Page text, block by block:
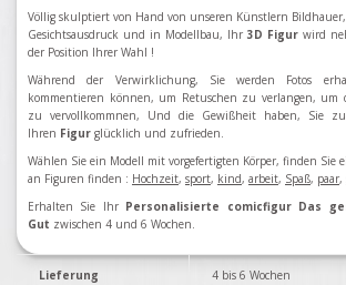
Völlig skulptiert von Hand von unseren Künstlern
Gesichtsausdruck und in Modellbau, Ihr 3D Figur wird
der Position Ihrer Wahl !
Während der Verwirklichung, Sie werden Fotos
kommentieren können, um Retuschen zu verlangen, um
zu vervollkommnen, Und die Gewißheit haben, Sie
Ihren Figur glücklich und zufrieden.
Wählen Sie ein Modell mit vorgefertigten Körper, finden Sie
an Figuren finden : Hochzeit, sport, kind, arbeit, Spaß, paar,
Erhalten Sie Ihr Personalisierte comicfigur Das
Gut zwischen 4 und 6 Wochen.
Lieferung 4 bis 6 Wochen